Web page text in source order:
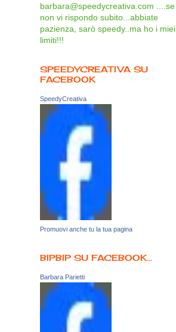
barbara@speedycreativa.com ....se
non vi rispondo subito...abbiate
pazienza, sarò speedy..ma ho i miei
limiti!!!
SPEEDYCREATIVA SU
FACEBOOK
SpeedyCreativa
Promuovi anche tu la tua pagina
BIPBIP SU FACEBOOK...
Barbara Parietti